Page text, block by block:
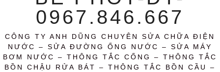
0967.846.667
CÔNG TY ANH DŨNG CHUYÊN SỬA CHỮA ĐIỆN
NƯỚC – SỬA ĐƯỜNG ỐNG NƯỚC – SỬA MÁY
BƠM NƯỚC – THÔNG TẮC CỐNG – THÔNG TẮC
BỒN CHẬU RỬA BÁT – THÔNG TẮC BỒN CẦU –